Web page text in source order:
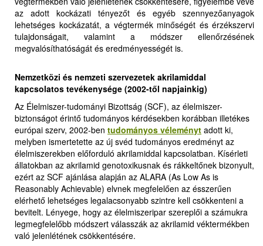
az adott kockázati tényezőt és egyéb szennyezőanyagok
lehetséges kockázatát, a végtermék minőségét és érzékszervi
tulajdonságait, valamint a módszer ellenőrzésének
megvalósíthatóságát és eredményességét is.
Nemzetközi és nemzeti szervezetek akrilamiddal
kapcsolatos tevékenysége (2002-től napjainkig)
Az Élelmiszer-tudományi Bizottság (SCF), az élelmiszer-
biztonságot érintő tudományos kérdésekben korábban illetékes
európai szerv, 2002-ben tudományos véleményt adott ki,
melyben ismertetette az új svéd tudományos eredményt az
élelmiszerekben előforduló akrilamiddal kapcsolatban. Kísérleti
állatokban az akrilamid genotoxikusnak és rákkeltőnek bizonyult,
ezért az SCF ajánlása alapján az ALARA (As Low As is
Reasonably Achievable) elvnek megfelelően az ésszerűen
elérhető lehetséges legalacsonyabb szintre kell csökkenteni a
bevitelt. Lényege, hogy az élelmiszeripar szereplői a számukra
legmegfelelőbb módszert válasszák az akrilamid véktermékben
való jelenlétének csökkentésére.